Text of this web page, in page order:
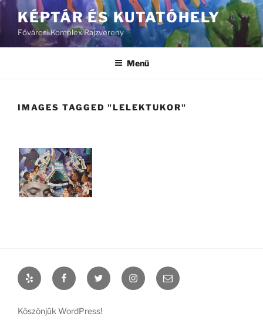
Tartalomhoz
KÉPTÁR ÉS KUTATÓHELY
Fővárosi Komplex Rajzvereny
Menü
IMAGES TAGGED "LELEKTUKOR"
Yelp FacebookTwitter InstagramEmail
Köszönjük WordPress!